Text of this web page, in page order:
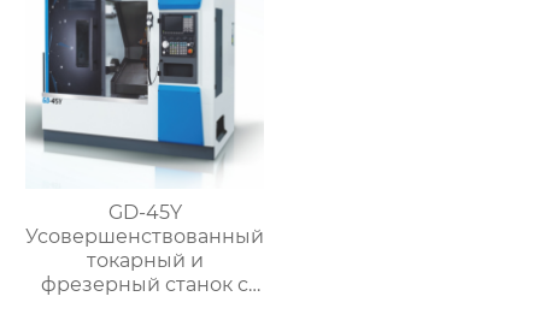
GD-45Y
Усовершенствованный
токарный и
фрезерный станок с